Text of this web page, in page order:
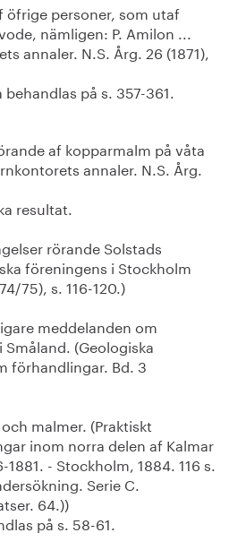
öfrige personer, som utaf
nämligen: P. Amilon ...
annaler. N.S. Årg. 26 (1871),
på s. 357-361.
af kopparmalm på våta
annaler. N.S. Årg.
resultat.
rörande Solstads
föreningens i Stockholm
75), s. 116-120.)
meddelanden om
(Geologiska
förhandlingar. Bd. 3
malmer. (Praktiskt
inom norra delen af Kalmar
- Stockholm, 1884. 116 s.
Serie C.
64.))
på s. 58-61.